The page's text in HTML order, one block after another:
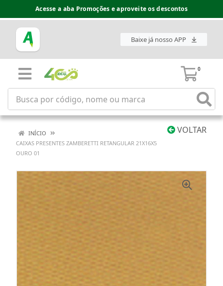
Acesse a aba Promoções e aproveite os descontos
Baixe já nosso APP
0
VOLTAR
INÍCIO
CAIXAS PRESENTES ZAMBERETTI RETANGULAR 21X16X5
OURO 01